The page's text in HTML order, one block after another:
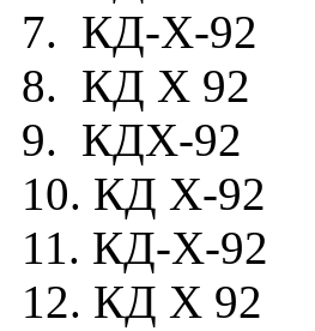
7. КД-X-92
8. КД X 92
9. КДХ-92
10. КД X-92
11. КД-Х-92
12. КД Х 92